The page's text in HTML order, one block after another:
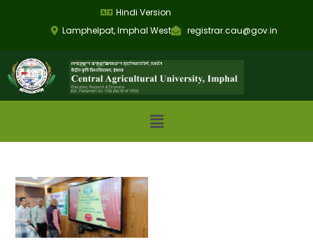
registrar.cau@gov.in
Lamphelpat, Imphal West
Hindi Version